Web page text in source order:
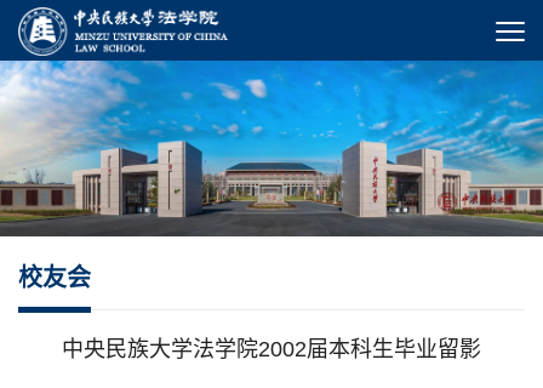
校友会
中央民族大学法学院2002届本科生毕业留影